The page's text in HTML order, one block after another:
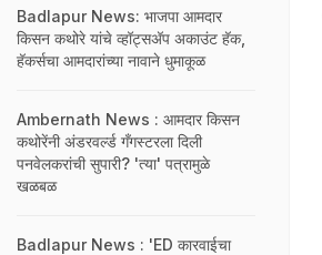
Badlapur News: भाजपा आमदार
किसन कथोरे यांचे व्हॉट्सअ‍ॅप अकाउंट हॅक,
हॅकर्सचा आमदारांच्या नावाने धुमाकूळ
Ambernath News : आमदार किसन
कथोरेंनी अंडरवर्ल्ड गँगस्टरला दिली
पनवेलकरांची सुपारी? 'त्या' पत्रामुळे
खळबळ
Badlapur News : 'ED कारवाईचा